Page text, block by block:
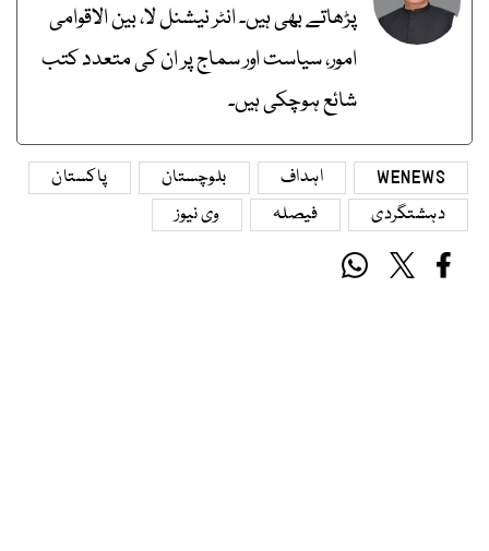
پڑھاتے بھی ہیں۔ انٹر نیشنل لا، بین الاقوامی
امور، سیاست اور سماج پر ان کی متعدد کتب
شائع ہوچکی ہیں۔
WENEWS اہداف بلوچستان
پاکستان
دہشتگردی
فیصلہ وی نیوز